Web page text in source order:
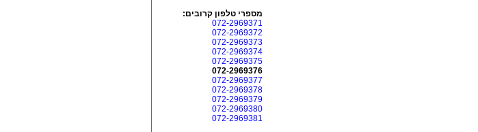
מספרי טלפון קרובים:
072-2969371
072-2969372
072-2969373
072-2969374
072-2969375
072-2969376
072-2969377
072-2969378
072-2969379
072-2969380
072-2969381